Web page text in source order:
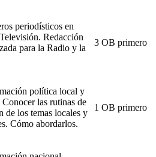
periodísticos en
Redacción
para la Radio y la
3 OB primero
política local y
las rutinas de
de los temas locales y
Cómo abordarlos.
1 OB primero